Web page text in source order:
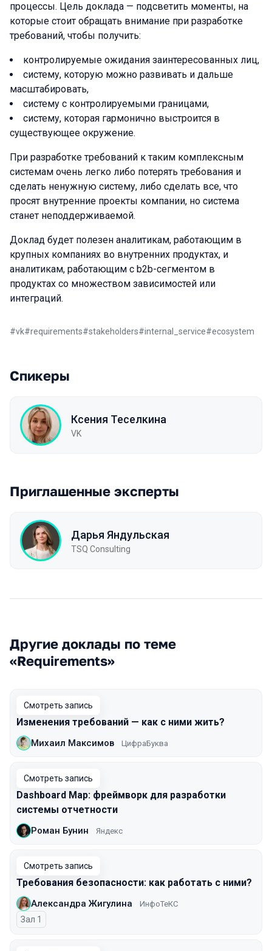
процессы. Цель доклада — подсветить моменты, на
которые стоит обращать внимание при разработке
требований, чтобы получить:
контролируемые ожидания заинтересованных лиц,
систему, которую можно развивать и дальше
масштабировать,
систему с контролируемыми границами,
систему, которая гармонично выстроится в
существующее окружение.
При разработке требований к таким комплексным
системам очень легко либо потерять требования и
сделать ненужную систему, либо сделать все, что
просят внутренние проекты компании, но система
станет неподдерживаемой.
Доклад будет полезен аналитикам, работающим в
крупных компаниях во внутренних продуктах, и
аналитикам, работающим с b2b-сегментом в
продуктах со множеством зависимостей или
интеграций.
#vk#requirements#stakeholders#internal_service#ecosystem
Спикеры
Ксения Теселкина
VK
Приглашенные эксперты
Дарья Яндульская
TSQ Consulting
Другие доклады по теме
«Requirements»
Смотреть запись
Изменения требований — как с ними жить?
Михаил Максимов ЦифраБуква
Смотреть запись
Dashboard Map: фреймворк для разработки
системы отчетности
Роман Бунин Яндекс
Смотреть запись
Требования безопасности: как работать с ними?
Александра Жигулина ИнфоТеКС
Зал 1